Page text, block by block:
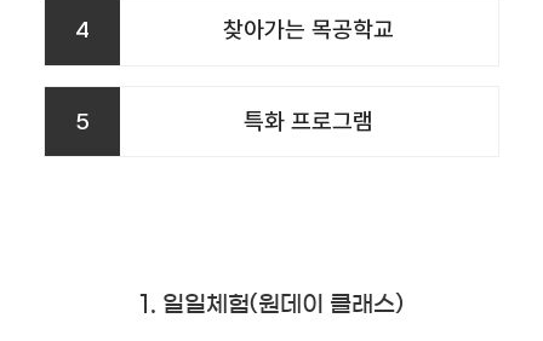
4 찾아가는 목공학교
5 특화 프로그램
1. 일일체험(원데이 클래스)